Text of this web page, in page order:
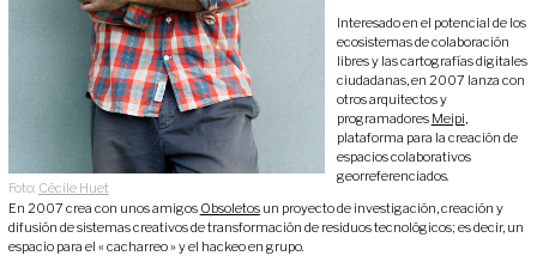
Foto: Cécile Huet
Interesado en el potencial de los
ecosistemas de colaboración
libres y las cartografías digitales
ciudadanas, en 2007 lanza con
otros arquitectos y
programadores Meipi
plataforma para la creación de
espacios colaborativos
georreferenciados.
En 2007 crea con unos amigos Obsoletosun proyecto de investigación, creación y
difusión de sistemas creativos de transformación de residuos tecnológicos; es decir, un
espacio para el « cacharreo » y el hackeo en grupo.